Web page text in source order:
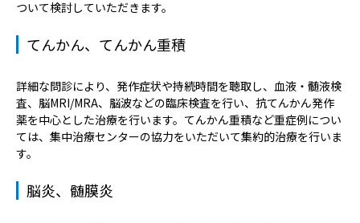
ついて検討していただきます。
てんかん、てんかん重積
詳細な問診により、発作症状や持続時間を聴取し、血液・髄液検
査、脳MRI/MRA、脳波などの臨床検査を行い、抗てんかん発作
薬を中心とした治療を行います。てんかん重積など重症例につい
ては、集中治療センターの協力をいただいて集約的治療を行いま
す。
脳炎、髄膜炎